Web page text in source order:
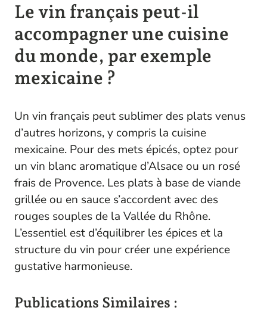
Le vin français peut-il
accompagner une cuisine
du monde, par exemple
mexicaine ?
Un vin français peut sublimer des plats venus
d’autres horizons, y compris la cuisine
mexicaine. Pour des mets épicés, optez pour
un vin blanc aromatique d’Alsace ou un rosé
frais de Provence. Les plats à base de viande
grillée ou en sauce s’accordent avec des
rouges souples de la Vallée du Rhône.
L’essentiel est d’équilibrer les épices et la
structure du vin pour créer une expérience
gustative harmonieuse.
Publications Similaires :